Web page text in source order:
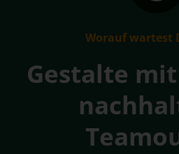
Worauf wartest
Gestalte